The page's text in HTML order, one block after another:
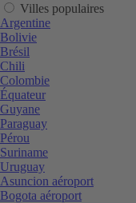
Villes populaires
Argentine
Bolivie
Brésil
Chili
Colombie
Équateur
Guyane
Paraguay
Pérou
Suriname
Uruguay
Asuncion aéroport
Bogota aéroport